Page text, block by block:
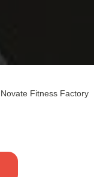
Novate Fitness Factory